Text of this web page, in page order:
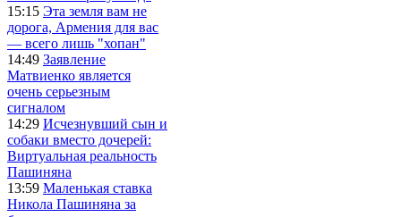
15:15 Эта земля вам не
дорога, Армения для вас
— всего лишь "хопан"
14:49 Заявление
Матвиенко является
очень серьезным
сигналом
14:29 Исчезнувший сын и
собаки вместо дочерей:
Виртуальная реальность
Пашиняна
13:59 Маленькая ставка
Никола Пашиняна за